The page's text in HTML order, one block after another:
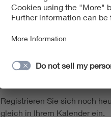
Wichtiger Hinweis zu Ihrer
statt. Daher ist mit einer
entsprechend höher. Wir
Registrieren Sie sich noch
gleich in Ihrem Kalender ein.